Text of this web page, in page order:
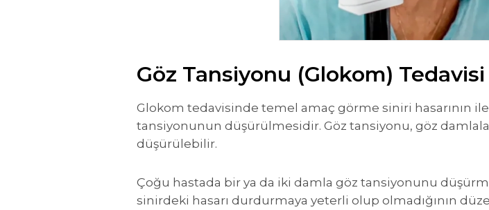
Göz Tansiyonu (Glokom)
Glokom tedavisinde temel amaç görme siniri hasarının
tansiyonunun düşürülmesidir. Göz tansiyonu, göz
düşürülebilir.
Çoğu hastada bir ya da iki damla göz tansiyonunu
sinirdeki hasarı durdurmaya yeterli olup olmadığının